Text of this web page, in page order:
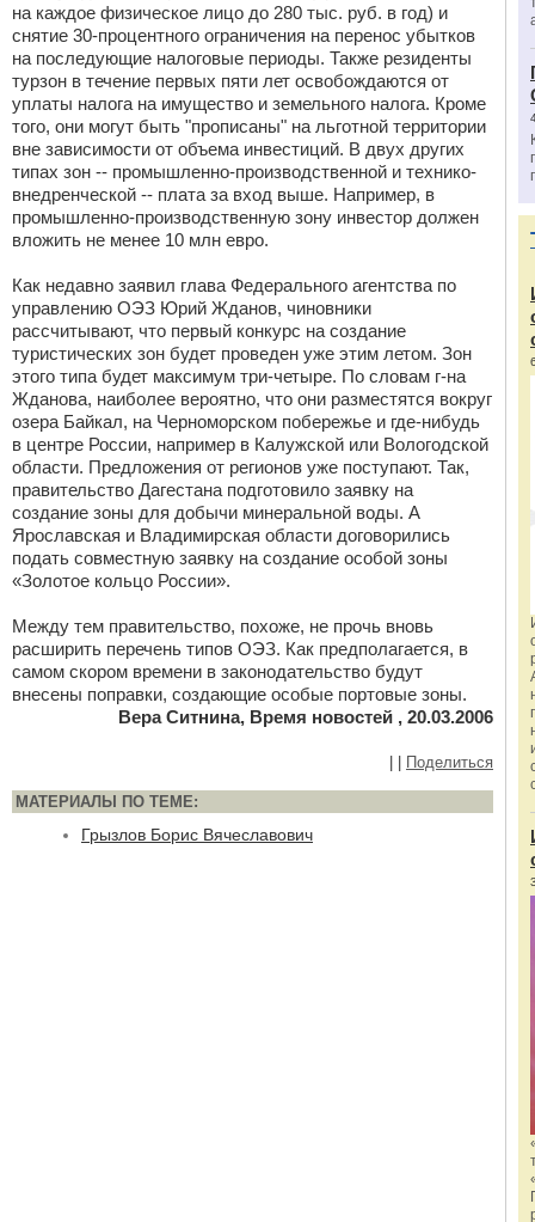
на каждое физическое лицо до 280 тыс. руб. в год) и
снятие 30-процентного ограничения на перенос убытков
на последующие налоговые периоды. Также резиденты
турзон в течение первых пяти лет освобождаются от
уплаты налога на имущество и земельного налога. Кроме
того, они могут быть "прописаны" на льготной территории
вне зависимости от объема инвестиций. В двух других
типах зон -- промышленно-производственной и технико-
внедренческой -- плата за вход выше. Например, в
промышленно-производственную зону инвестор должен
вложить не менее 10 млн евро.
Как недавно заявил глава Федерального агентства по
управлению ОЭЗ Юрий Жданов, чиновники
рассчитывают, что первый конкурс на создание
туристических зон будет проведен уже этим летом. Зон
этого типа будет максимум три-четыре. По словам г-на
Жданова, наиболее вероятно, что они разместятся вокруг
озера Байкал, на Черноморском побережье и где-нибудь
в центре России, например в Калужской или Вологодской
области. Предложения от регионов уже поступают. Так,
правительство Дагестана подготовило заявку на
создание зоны для добычи минеральной воды. А
Ярославская и Владимирская области договорились
подать совместную заявку на создание особой зоны
«Золотое кольцо России».
Между тем правительство, похоже, не прочь вновь
расширить перечень типов ОЭЗ. Как предполагается, в
самом скором времени в законодательство будут
внесены поправки, создающие особые портовые зоны.
Вера Ситнина, Время новостей , 20.03.2006
Поделиться
МАТЕРИАЛЫ ПО ТЕМЕ:
Грызлов Борис Вячеславович